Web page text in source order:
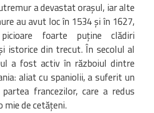
a devastat orașul, iar alte
au avut loc în 1534 și în 1627,
foarte puține clădiri
istorice din trecut. În secolul al
a fost activ în războiul dintre
aliat cu spaniolii, a suferit un
francezilor, care a redus
mie de cetățeni.